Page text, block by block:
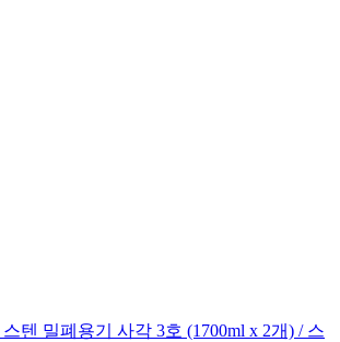
텐 밀폐용기 사각 3호 (1700ml x 2개) / 스